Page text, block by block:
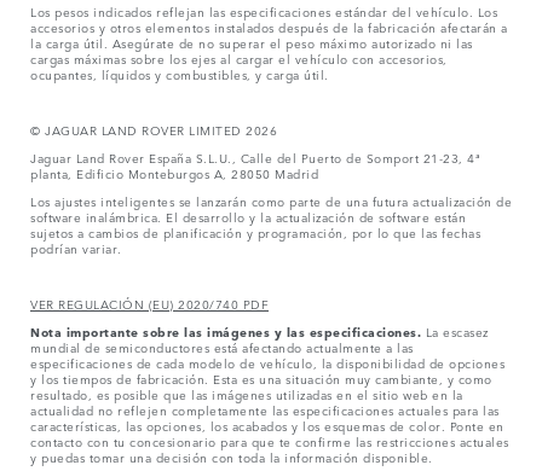
Los pesos indicados reflejan las especificaciones estándar del vehículo. Los
accesorios y otros elementos instalados después de la fabricación afectarán a
la carga útil. Asegúrate de no superar el peso máximo autorizado ni las
cargas máximas sobre los ejes al cargar el vehículo con accesorios,
ocupantes, líquidos y combustibles, y carga útil.
© JAGUAR LAND ROVER LIMITED 2026
Jaguar Land Rover España S.L.U., Calle del Puerto de Somport 21-23, 4ª
planta, Edificio Monteburgos A, 28050 Madrid
Los ajustes inteligentes se lanzarán como parte de una futura actualización de
software inalámbrica. El desarrollo y la actualización de software están
sujetos a cambios de planificación y programación, por lo que las fechas
podrían variar.
VER REGULACIÓN (EU) 2020/740 PDF
Nota importante sobre las imágenes y las especificaciones. La escasez
mundial de semiconductores está afectando actualmente a las
especificaciones de cada modelo de vehículo, la disponibilidad de opciones
y los tiempos de fabricación. Esta es una situación muy cambiante, y como
resultado, es posible que las imágenes utilizadas en el sitio web en la
actualidad no reflejen completamente las especificaciones actuales para las
características, las opciones, los acabados y los esquemas de color. Ponte en
contacto con tu concesionario para que te confirme las restricciones actuales
y puedas tomar una decisión con toda la información disponible.